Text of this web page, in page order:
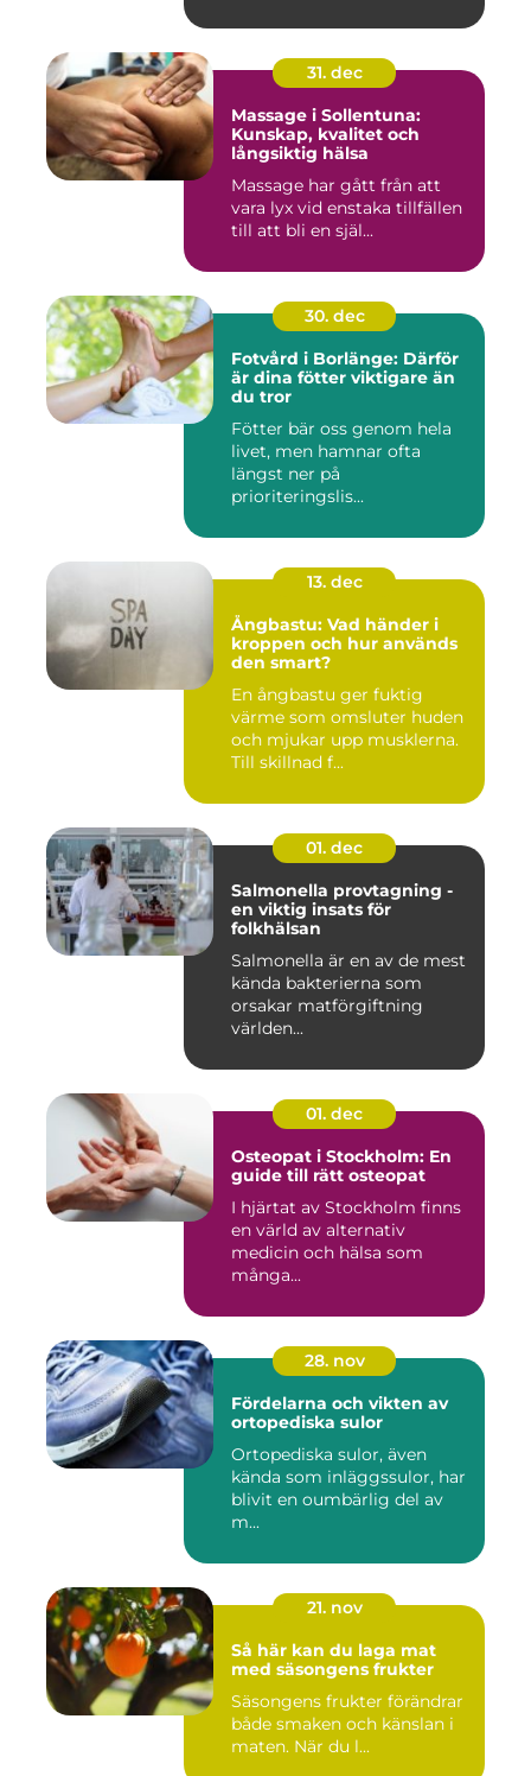
31. dec
Massage i Sollentuna:
Kunskap, kvalitet och
långsiktig hälsa
Massage har gått från att
vara lyx vid enstaka tillfällen
till att bli en själ...
30. dec
Fotvård i Borlänge: Därför
är dina fötter viktigare än
du tror
Fötter bär oss genom hela
livet, men hamnar ofta
längst ner på
prioriteringslis...
13. dec
Ångbastu: Vad händer i
kroppen och hur används
den smart?
En ångbastu ger fuktig
värme som omsluter huden
och mjukar upp musklerna.
Till skillnad f...
01. dec
Salmonella provtagning -
en viktig insats för
folkhälsan
Salmonella är en av de mest
kända bakterierna som
orsakar matförgiftning
världen...
01. dec
Osteopat i Stockholm: En
guide till rätt osteopat
I hjärtat av Stockholm finns
en värld av alternativ
medicin och hälsa som
många...
28. nov
Fördelarna och vikten av
ortopediska sulor
Ortopediska sulor, även
kända som inläggssulor, har
blivit en oumbärlig del av
m...
21. nov
Så här kan du laga mat
med säsongens frukter
Säsongens frukter förändrar
både smaken och känslan i
maten. När du l...